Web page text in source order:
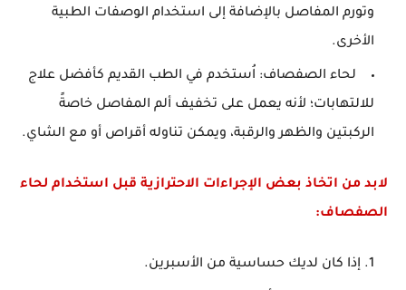
وتورم المفاصل بالإضافة إلى استخدام الوصفات الطبية
الأخرى.
لحاء الصفصاف: اُستخدم في الطب القديم كأفضل علاج
للالتهابات؛ لأنه يعمل على تخفيف ألم المفاصل خاصةً
الركبتين والظهر والرقبة، ويمكن تناوله أقراص أو مع الشاي.
لابد من اتخاذ بعض الإجراءات الاحترازية قبل استخدام لحاء
الصفصاف:
إذا كان لديك حساسية من الأسبرين.